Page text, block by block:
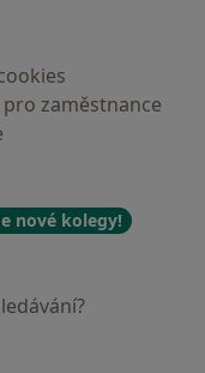
zaměstnance
nové kolegy!